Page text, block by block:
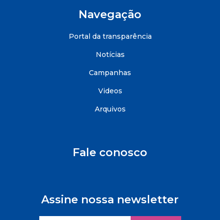
Navegação
Portal da transparência
Notícias
Campanhas
Videos
Arquivos
Fale conosco
Assine nossa newsletter